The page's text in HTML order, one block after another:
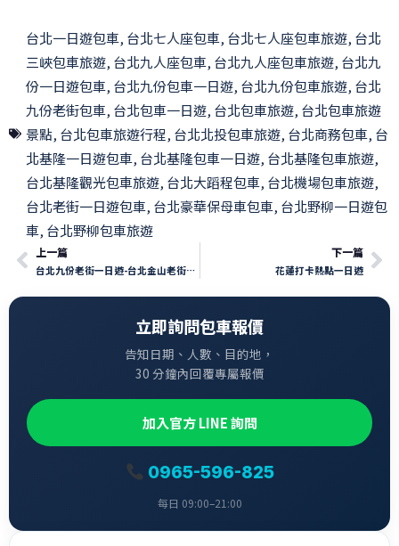
台北一日遊包車, 台北七人座包車, 台北七人座包車旅遊, 台北
三峽包車旅遊, 台北九人座包車, 台北九人座包車旅遊, 台北九
份一日遊包車, 台北九份包車一日遊, 台北九份包車旅遊, 台北
九份老街包車, 台北包車一日遊, 台北包車旅遊, 台北包車旅遊
景點, 台北包車旅遊行程, 台北北投包車旅遊, 台北商務包車, 台
北基隆一日遊包車, 台北基隆包車一日遊, 台北基隆包車旅遊,
台北基隆觀光包車旅遊, 台北大蹈程包車, 台北機場包車旅遊,
台北老街一日遊包車, 台北豪華保母車包車, 台北野柳一日遊包
車, 台北野柳包車旅遊
上一篇
台北九份老街一日遊-台北金山老街包車旅遊-台北十份包車旅遊
下一篇
花蓮打卡熱點一日遊
立即詢問包車報價
告知日期、人數、目的地，
30 分鐘內回覆專屬報價
加入官方 LINE 詢問
0965-596-825
每日 09:00–21:00